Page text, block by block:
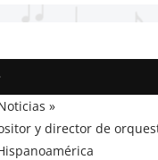
y director de